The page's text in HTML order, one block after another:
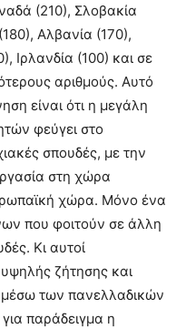
(210), Σλοβακία
Αλβανία (170),
Ιρλανδία (100) και σε
αριθμούς. Αυτό
είναι ότι η μεγάλη
φεύγει στο
σπουδές, με την
στη χώρα
χώρα. Μόνο ένα
που φοιτούν σε άλλη
Κι αυτοί
ζήτησης και
των πανελλαδικών
παράδειγμα η